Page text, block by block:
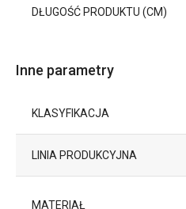
DŁUGOŚĆ PRODUKTU (CM)
Inne parametry
KLASYFIKACJA
LINIA PRODUKCYJNA
MATERIAŁ